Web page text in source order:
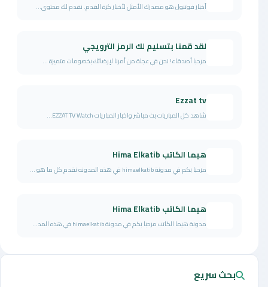
أخبار فوتبول هو مصدرك الأمثل لأخبار كرة القدم. نقدم لك محتوى...
لقد قمنا بتسليم لك الرمز الترويجي
مرحبا أصدقاء! نحن في عجلة من أمرنا لإرضائك بخصومات متميزة ...
Ezzat tv
شاهد كل المباريات بث مباشر واخبار المباريات EZZAT TV Watch...
هيما الكاتب Hima Elkatib
مرحبا بكم في مدونة himaelkatib في هذه المدونه نقدم كل ما هو ...
هيما الكاتب Hima Elkatib
مدونة هيما الكاتب مرحبا بكم في مدونة himaelkatib في هذه المد...
بحث سريع